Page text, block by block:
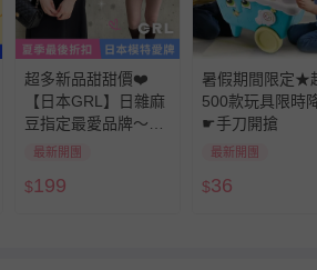
超多新品甜甜價❤️
【日本GRL】日雜麻
豆指定最愛品牌～夏
季大特價！
最新開團
$199
暑假期間限定★
500款玩具限時
☛手刀開搶
最新開團
$36